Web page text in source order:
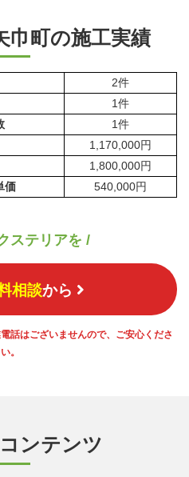
巾町の施工実績
2件
1件
1件
1,170,000円
1,800,000円
価
540,000円
ステリアを /
相談から
話はございませんので、ご安心くださ
い。
ンテンツ